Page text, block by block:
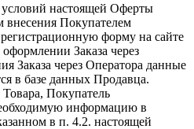
настоящей Оферты
внесения Покупателем
форму на сайте
Заказа через
Заказа через Оператора данные
в базе данных Продавца.
Покупатель
информацию в
в п. 4.2. настоящей